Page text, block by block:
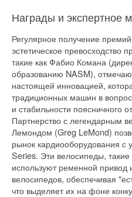
Награды и экспертное
Регулярное получение
эстетическое превосходство
такие как Фабио Комана
образованию NASM),
настоящей инновацией,
традиционных машин в
и стабильности поясничного
Партнерство с легендарным
Лемондом (Greg LeMond)
рынок кардиооборудования с
Series. Эти велосипеды,
используют ременной привод
велосипедов, обеспечивая
что выделяет их на фоне